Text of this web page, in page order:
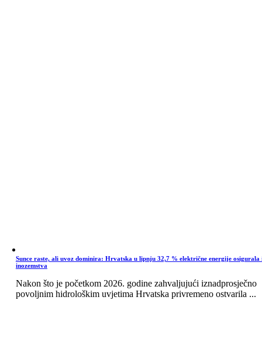
Sunce raste, ali uvoz dominira: Hrvatska u lipnju 32,7 % električne energije osigurala
inozemstva
Nakon što je početkom 2026. godine zahvaljujući iznadprosječno
povoljnim hidrološkim uvjetima Hrvatska privremeno ostvarila ...